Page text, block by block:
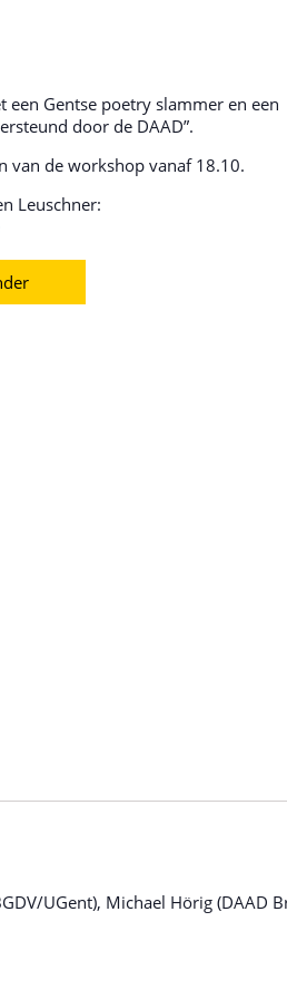
een Gentse poetry slammer en een
door de DAAD”.
van de workshop vanaf 18.10.
Leuschner:
UGent), Michael Hörig (DAAD